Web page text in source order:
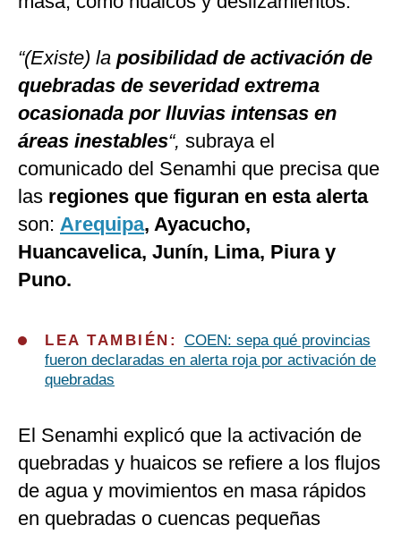
“(Existe) la posibilidad de activación de
quebradas de severidad extrema
ocasionada por lluvias intensas en
áreas inestables“, subraya el
comunicado del Senamhi que precisa que
las regiones que figuran en esta alerta
son: Arequipa, Ayacucho,
Huancavelica, Junín, Lima, Piura y
Puno.
LEA TAMBIÉN: COEN: sepa qué provincias
fueron declaradas en alerta roja por activación de
quebradas
El Senamhi explicó que la activación de
quebradas y huaicos se refiere a los flujos
de agua y movimientos en masa rápidos
en quebradas o cuencas pequeñas